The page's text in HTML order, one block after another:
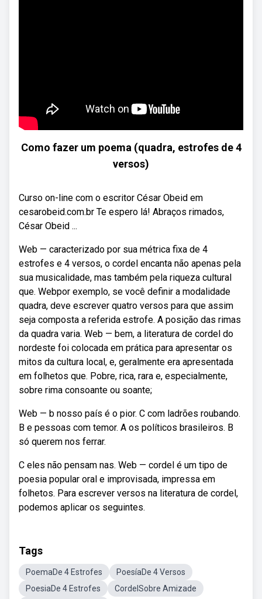
Como fazer um poema (quadra, estrofes de 4
versos)
Curso on-line com o escritor César Obeid em
cesarobeid.com.br Te espero lá! Abraços rimados,
César Obeid ...
Web — caracterizado por sua métrica fixa de 4
estrofes e 4 versos, o cordel encanta não apenas pela
sua musicalidade, mas também pela riqueza cultural
que. Webpor exemplo, se você definir a modalidade
quadra, deve escrever quatro versos para que assim
seja composta a referida estrofe. A posição das rimas
da quadra varia. Web — bem, a literatura de cordel do
nordeste foi colocada em prática para apresentar os
mitos da cultura local, e, geralmente era apresentada
em folhetos que. Pobre, rica, rara e, especialmente,
sobre rima consoante ou soante;
Web — b nosso país é o pior. C com ladrões roubando.
B e pessoas com temor. A os políticos brasileiros. B
só querem nos ferrar.
C eles não pensam nas. Web — cordel é um tipo de
poesia popular oral e improvisada, impressa em
folhetos. Para escrever versos na literatura de cordel,
podemos aplicar os seguintes.
Tags
PoemaDe 4 Estrofes
PoesíaDe 4 Versos
PoesiaDe 4 Estrofes
CordelSobre Amizade